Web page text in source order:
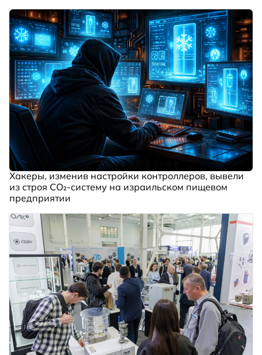
Хакеры, изменив настройки контроллеров, вывели
из строя CO₂-систему на израильском пищевом
предприятии